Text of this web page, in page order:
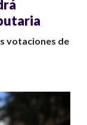
votaciones de